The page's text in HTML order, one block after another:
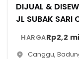
DIJUAL &
JL SUBAK SARI
HARGARp2,2
Canggu,